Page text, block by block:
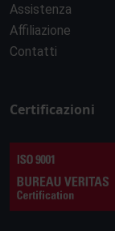
Assistenza
Affiliazione
Contatti
Certificazioni